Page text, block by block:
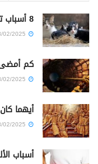
8 أسباب تجعل القطة تأكل صغارها
كم
أيهما
أسباب